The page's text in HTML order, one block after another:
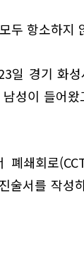
두 항소하지
일 경기 화
성이 들어
폐쇄회로
술서를 작성